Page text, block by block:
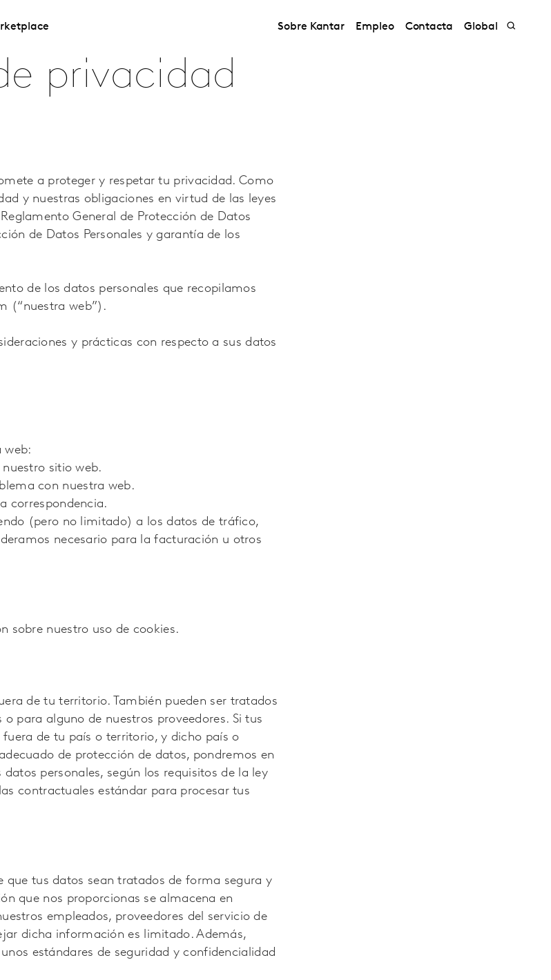
Sobre Kantar Empleo Contacta Global
privacidad
a proteger y respetar tu privacidad. Como
y nuestras obligaciones en virtud de las leyes
General de Protección de Datos
de Datos Personales y garantía de los
de los datos personales que recopilamos
(“nuestra web”).
y prácticas con respecto a sus datos
web:
sitio web.
con nuestra web.
correspondencia.
(pero no limitado) a los datos de tráfico,
necesario para la facturación u otros
sobre nuestro uso de cookies.
de tu territorio. También pueden ser tratados
para alguno de nuestros proveedores. Si tus
de tu país o territorio, y dicho país o
de protección de datos, pondremos en
personales, según los requisitos de la ley
contractuales estándar para procesar tus
tus datos sean tratados de forma segura y
que nos proporcionas se almacena en
empleados, proveedores del servicio de
dicha información es limitado. Además,
estándares de seguridad y confidencialidad